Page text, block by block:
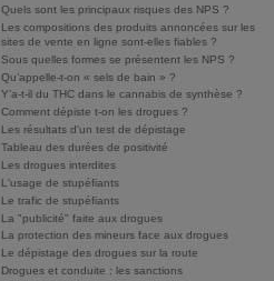
Quels sont les principaux risques des NPS ?
Les compositions des produits annoncées sur les
sites de vente en ligne sont-elles fiables ?
Sous quelles formes se présentent les NPS ?
Qu’appelle-t-on « sels de bain » ?
Y’a-t-il du THC dans le cannabis de synthèse ?
Comment dépiste t-on les drogues ?
Les résultats d'un test de dépistage
Tableau des durées de positivité
Les drogues interdites
L'usage de stupéfiants
Le trafic de stupéfiants
La "publicité" faite aux drogues
La protection des mineurs face aux drogues
Le dépistage des drogues sur la route
Drogues et conduite : les sanctions